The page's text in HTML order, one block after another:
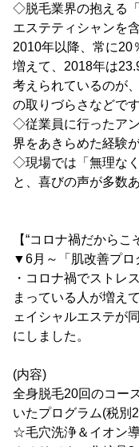
◇脱毛業界の抱える
エステティシャンを
2010年以降、常に20
増えて、2018年は
考えられているのが
の取りづらさなどです
◇従業員に行ったア
界をあきらめた経験が
◇現場では「無理な
と、喜びの声が多数
【“コロナ禍だからこ
▼6月～「肌改善プロ
・コロナ禍でストレ
まっている人が増え
ェイシャルエステが
にしました。
(内容)
全身脱毛20回のコー
いたプログラム(税別
☆毛穴洗浄＆イオン